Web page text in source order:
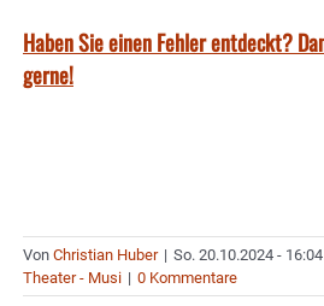
Haben Sie einen Fehler entdeckt?
gerne!
Von Christian Huber | So. 20.10.2024 - 16:04
Theater - Musi | 0 Kommentare